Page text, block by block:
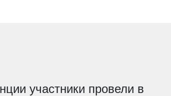
участники провели в